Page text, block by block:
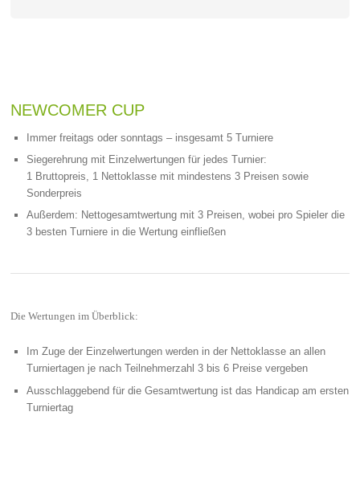
NEWCOMER CUP
Immer freitags oder sonntags – insgesamt 5 Turniere
Siegerehrung mit Einzelwertungen für jedes Turnier:
1 Bruttopreis, 1 Nettoklasse mit mindestens 3 Preisen sowie
Sonderpreis
Außerdem: Nettogesamtwertung mit 3 Preisen, wobei pro Spieler die
3 besten Turniere in die Wertung einfließen
Die Wertungen im Überblick:
Im Zuge der Einzelwertungen werden in der Nettoklasse an allen
Turniertagen je nach Teilnehmerzahl 3 bis 6 Preise vergeben
Ausschlaggebend für die Gesamtwertung ist das Handicap am ersten
Turniertag